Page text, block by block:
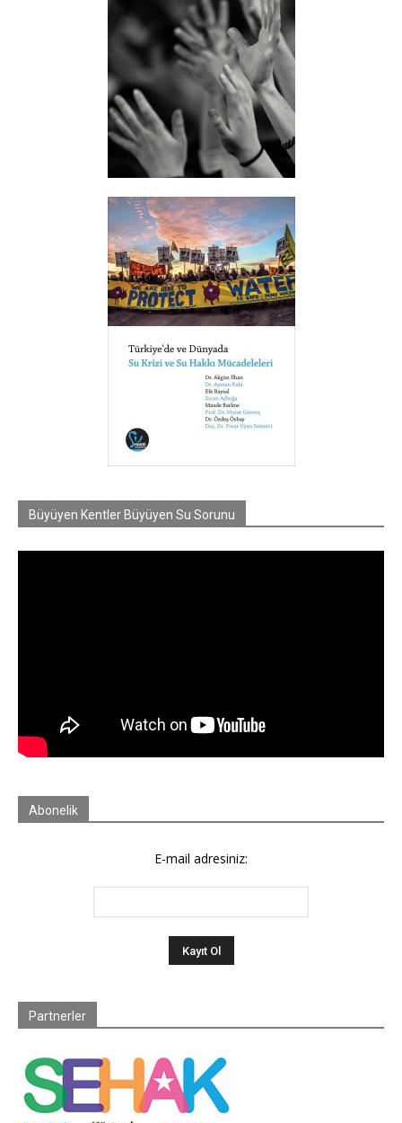
Büyüyen Kentler Büyüyen Su Sorunu
Abonelik
E-mail adresiniz:
Partnerler